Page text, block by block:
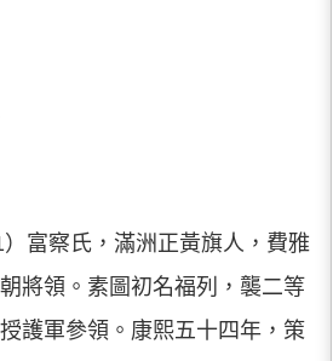
富察氏，滿洲正黃旗人，費雅
將領。素圖初名福列，襲二等
護軍參領。康熙五十四年，策